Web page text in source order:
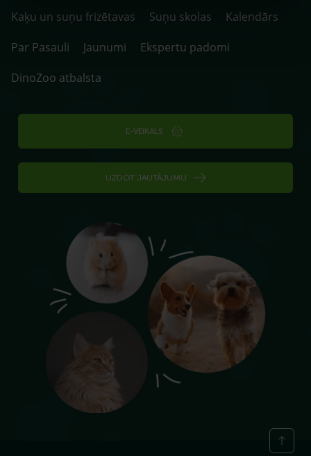
Kaķu un suņu frizētavas
Suņu skolas
Kalendārs
Par Pasauli
Jaunumi
Ekspertu padomi
DinoZoo atbalsta
E-VEIKALS
UZDOT JAUTĀJUMU